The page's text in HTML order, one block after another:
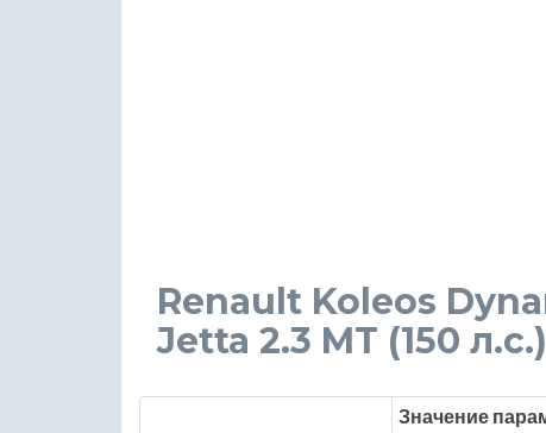
Renault Koleos
Jetta 2.3 MT (150
Значение